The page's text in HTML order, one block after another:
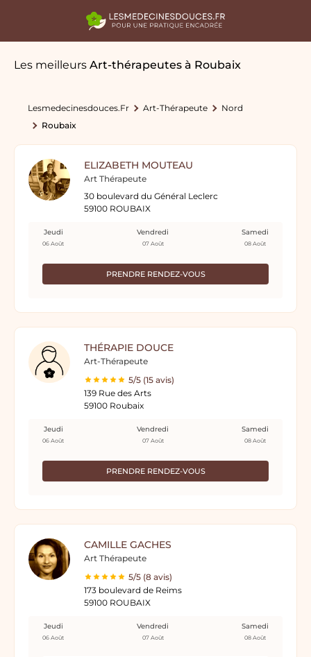
Les meilleurs Art-thérapeutes à Roubaix
Lesmedecinesdouces.fr Art-Thérapeute
Nord
Roubaix
ELIZABETH MOUTEAU
Art Thérapeute
30 boulevard du Général Leclerc
59100 ROUBAIX
PRENDRE RENDEZ-VOUS
Jeudi
06 Août
Vendredi
07 Août
Samedi
08 Août
THÉRAPIE DOUCE
Art-Thérapeute
5/5 (15 avis)
139 Rue des Arts
59100 Roubaix
PRENDRE RENDEZ-VOUS
Jeudi
06 Août
Vendredi
07 Août
Samedi
08 Août
CAMILLE GACHES
Art Thérapeute
5/5 (8 avis)
173 boulevard de Reims
59100 ROUBAIX
Jeudi
06 Août
Vendredi
07 Août
Samedi
08 Août